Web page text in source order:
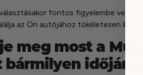
fontos figyelembe venni
az Ön autójához tökéletesen
meg most a